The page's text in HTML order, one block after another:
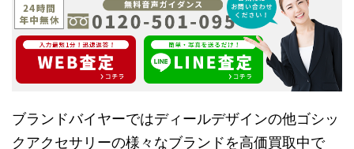
ブランドバイヤーではディールデザインの他ゴシッ
クアクセサリーの様々なブランドを高価買取中で